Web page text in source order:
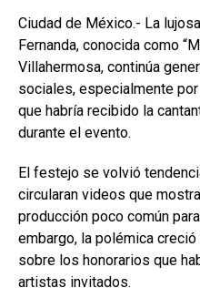
Ciudad de México.- La
Fernanda, conocida como
Villahermosa, continúa
sociales, especialmente
que habría recibido la
durante el evento.
El festejo se volvió
circularan videos que
producción poco común
embargo, la polémica
sobre los honorarios que
artistas invitados.